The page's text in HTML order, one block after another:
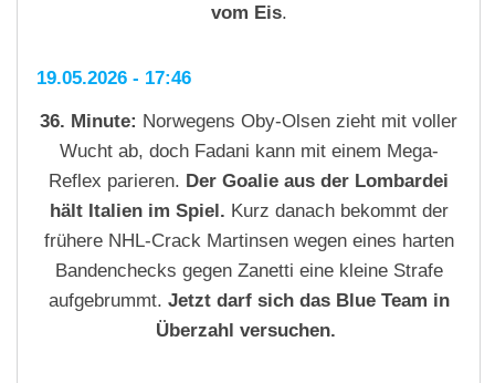
vom Eis.
19.05.2026 - 17:46
36. Minute: Norwegens Oby-Olsen zieht mit voller
Wucht ab, doch Fadani kann mit einem Mega-
Reflex parieren. Der Goalie aus der Lombardei
hält Italien im Spiel. Kurz danach bekommt der
frühere NHL-Crack Martinsen wegen eines harten
Bandenchecks gegen Zanetti eine kleine Strafe
aufgebrummt. Jetzt darf sich das Blue Team in
Überzahl versuchen.